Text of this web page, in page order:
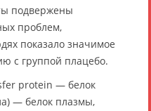
подвержены
проблем,
показало значимое
с группой плацебо.
protein — белок
— белок плазмы,